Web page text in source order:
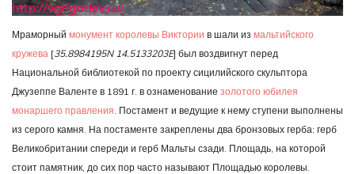
Мраморный монумент королевы Виктории в шали из мальтийского
кружева [35.8984195N 14.5133203E] был воздвигнут перед
Национальной библиотекой по проекту сицилийского скульптора
Джузеппе Валенте в 1891 г. в ознаменование золотого юбилея
монаршего правления . Постамент и ведущие к нему ступени выполнены
из серого камня. На постаменте закреплены два бронзовых герба: герб
Великобритании спереди и герб Мальты сзади. Площадь, на которой
стоит памятник, до сих пор часто называют Площадью королевы.